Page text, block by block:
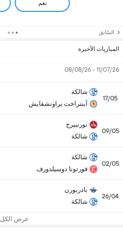
نعم
السّابق
المباريات الأخيرة
11/07/26 - 08/08/26
17/05
شالكة
آينتراخت براونشفايش
09/05
نورنبيرج
شالكة
02/05
شالكة
فورتونا دوسيلدورف
26/04
بادربورن
شالكة
عرض الكل